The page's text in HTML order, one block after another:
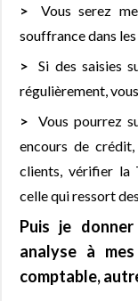
Vous serez
souffrance dans
Si des saisies
régulièrement,
Vous pourrez
encours de
clients, vérifier la
celle qui ressort
Puis je
analyse à
comptable,